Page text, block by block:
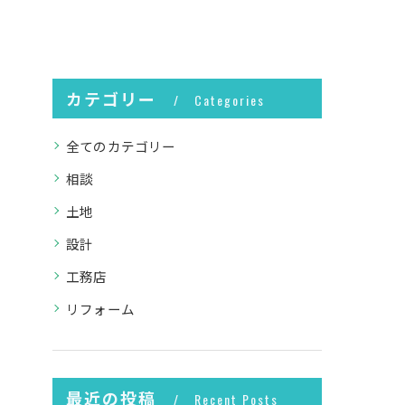
カテゴリー Categories
全てのカテゴリー
相談
土地
設計
工務店
リフォーム
最近の投稿 Recent Posts